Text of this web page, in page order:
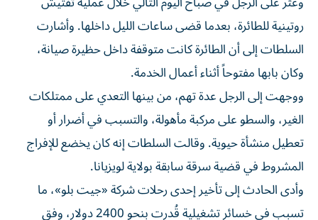
روتينية للطائرة، بعدما قضى ساعات الليل داخلها. وأشارت
السلطات إلى أن الطائرة كانت متوقفة داخل حظيرة صيانة،
وكان بابها مفتوحاً أثناء أعمال الخدمة.
ووجهت إلى الرجل عدة تهم، من بينها التعدي على ممتلكات
الغير، والسطو على مركبة مأهولة، والتسبب في أضرار أو
تعطيل منشأة حيوية. وقالت السلطات إنه كان يخضع للإفراج
المشروط في قضية سرقة سابقة بولاية لويزيانا.
وأدى الحادث إلى تأخير إحدى رحلات شركة «جيت بلو»، ما
تسبب في خسائر تشغيلية قُدرت بنحو 2400 دولار، وفق